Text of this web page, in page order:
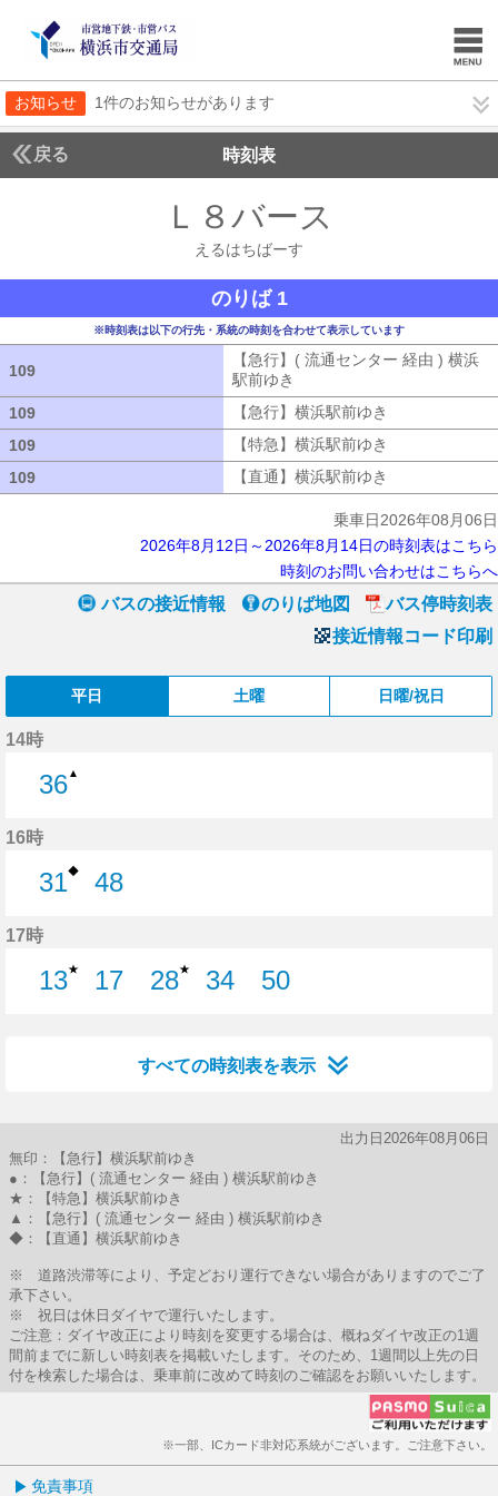
お知らせ 1件のお知らせがあります
戻る 時刻表
Ｌ８バース
えるはちばーす
のりば 1
※時刻表は以下の行先・系統の時刻を合わせて表示しています
109
【急行】( 流通センター 経由 ) 横浜
駅前ゆき
109
【急行】横浜駅前ゆき
109
【特急】横浜駅前ゆき
109
【直通】横浜駅前ゆき
乗車日2026年08月06日
2026年8月12日～2026年8月14日の時刻表はこちら
時刻のお問い合わせはこちらへ
バスの接近情報 のりば地図
バス停時刻表
接近情報コード印刷
平日 土曜 日曜/祝日
14時
36▲
16時
31◆
48
17時
13★
17
28★
34
50
すべての時刻表を表示
出力日2026年08月06日
無印：【急行】横浜駅前ゆき
●：【急行】( 流通センター 経由 ) 横浜駅前ゆき
★：【特急】横浜駅前ゆき
▲：【急行】( 流通センター 経由 ) 横浜駅前ゆき
◆：【直通】横浜駅前ゆき
※ 道路渋滞等により、予定どおり運行できない場合がありますのでご了
承下さい。
※ 祝日は休日ダイヤで運行いたします。
ご注意：ダイヤ改正により時刻を変更する場合は、概ねダイヤ改正の1週
間前までに新しい時刻表を掲載いたします。そのため、1週間以上先の日
付を検索した場合は、乗車前に改めて時刻のご確認をお願いいたします。
※一部、ICカード非対応系統がございます。ご注意下さい。
免責事項